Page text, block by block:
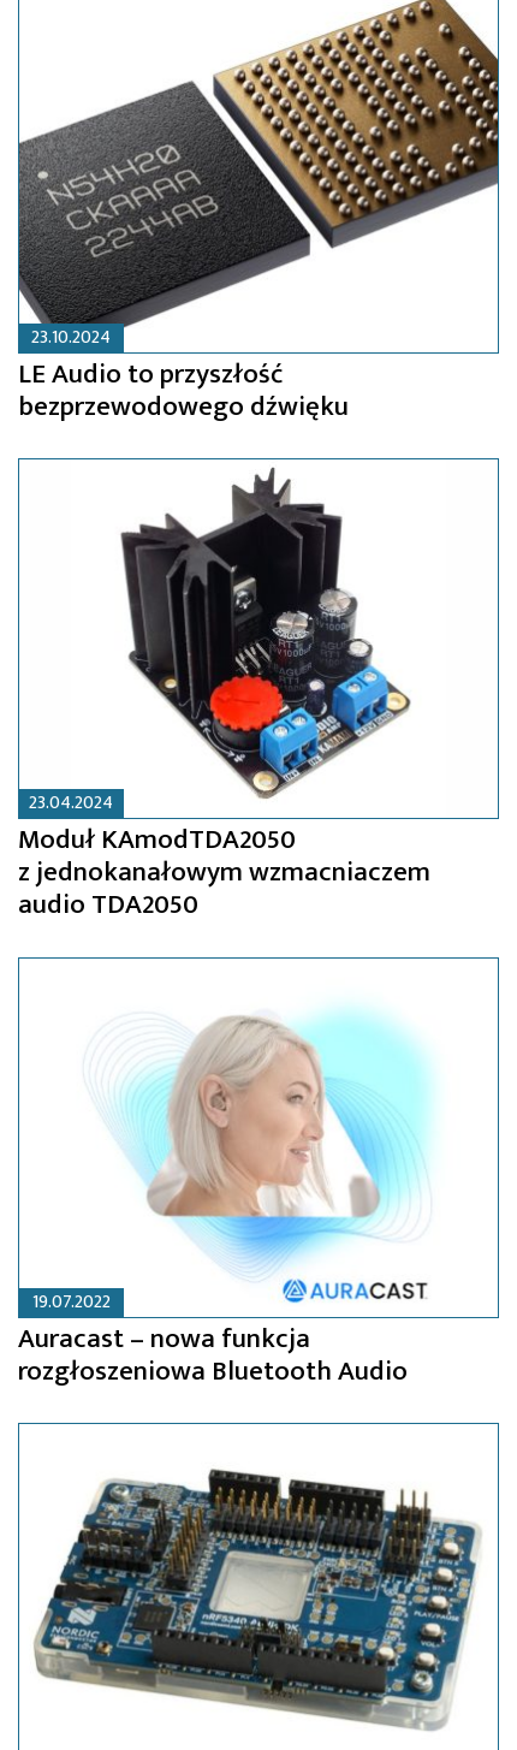
23.10.2024
LE Audio to przyszłość
bezprzewodowego dźwięku
23.04.2024
Moduł KAmodTDA2050
z jednokanałowym wzmacniaczem
audio TDA2050
19.07.2022
Auracast – nowa funkcja
rozgłoszeniowa Bluetooth Audio